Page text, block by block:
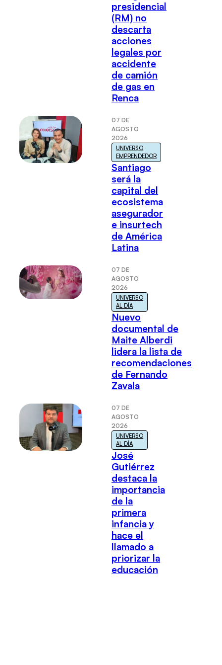
presidencial
(RM) no
descarta
acciones
legales por
accidente
de camión
de gas en
Renca
07 DE
AGOSTO
2026
UNIVERSO
EMPRENDEDOR
Santiago
será la
capital del
ecosistema
asegurador
e insurtech
de América
Latina
07 DE
AGOSTO
2026
UNIVERSO
AL DÍA
Nuevo
documental de
Maite Alberdi
lidera la lista de
recomendaciones
de Fernando
Zavala
07 DE
AGOSTO
2026
UNIVERSO
AL DÍA
José
Gutiérrez
destaca la
importancia
de la
primera
infancia y
hace el
llamado a
priorizar la
educación